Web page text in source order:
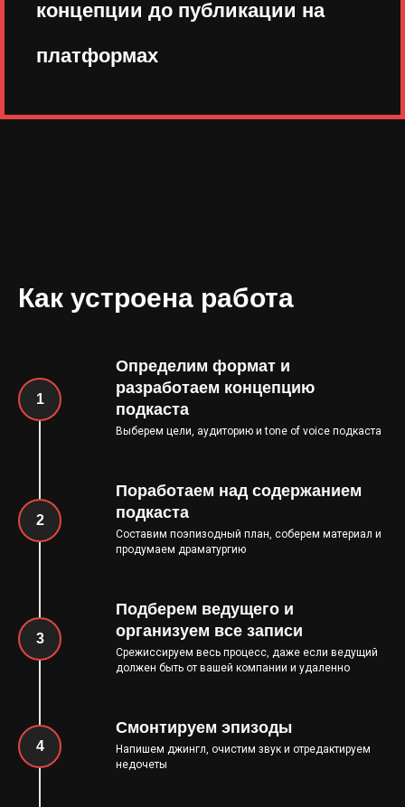
концепции до публикации на
платформах
Как устроена работа
Определим формат и
разработаем концепцию
подкаста
Выберем цели, аудиторию и tone of voice подкаста
Поработаем над содержанием
подкаста
Составим поэпизодный план, соберем материал и
продумаем драматургию
Подберем ведущего и
организуем все записи
Срежиссируем весь процесс, даже если ведущий
должен быть от вашей компании и удаленно
Смонтируем эпизоды
Напишем джингл, очистим звук и отредактируем
недочеты